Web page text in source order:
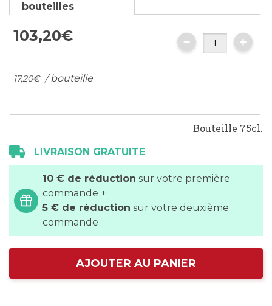
images
bouteilles
103,20€
17,20€ / bouteille
Bouteille 75cl.
LIVRAISON GRATUITE
10 € de réduction sur votre première
commande +
5 € de réduction sur votre deuxième
commande
AJOUTER AU PANIER